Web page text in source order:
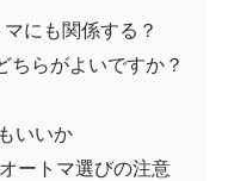
にも関係する？
ちらがよいですか？
いいか
ートマ選びの注意